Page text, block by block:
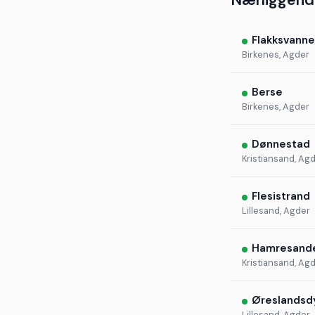
Birkenes, Agder
Berse
Birkenes, Agder
Dønnestad
Kristiansand,
Flesistrand
Lillesand, Agder
Kristiansand,